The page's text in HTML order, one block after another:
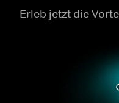
Erleb jetzt die